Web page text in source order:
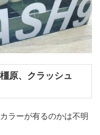
原、クラッシュ
ラーが有るのかは不明